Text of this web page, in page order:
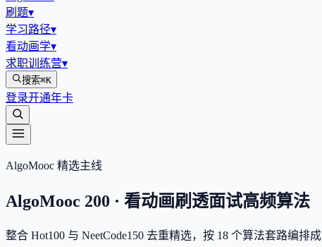
刷题▾
学习路径▾
看动画学▾
求职训练营▾
搜索⌘K
登录开通年卡
AlgoMooc 精选主线
AlgoMooc 200 · 看动画刷透面试高频算法
整合 Hot100 与 NeetCode150 去重精选，按 18 个算法套路编排成